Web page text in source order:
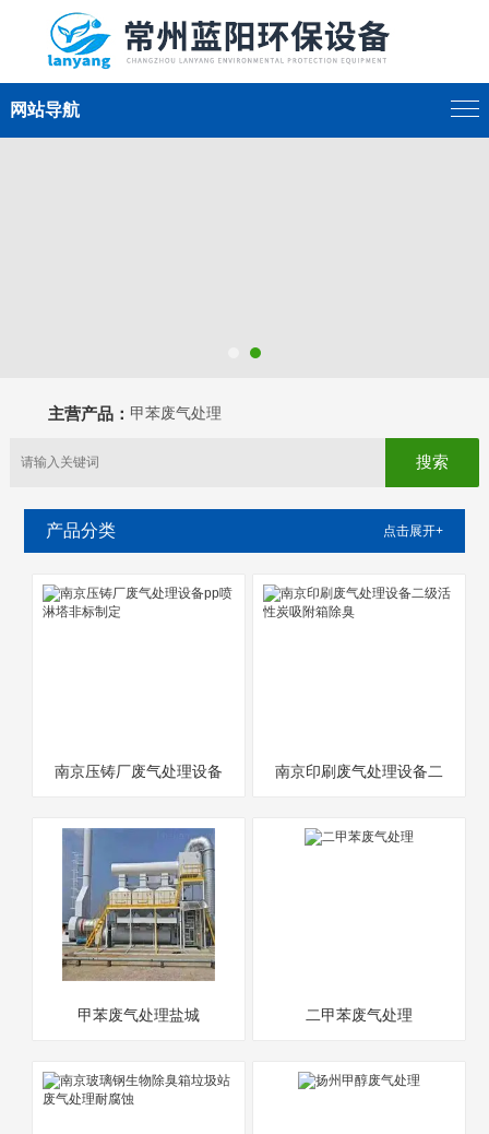
网站导航
主营产品： 甲苯废气处理
产品分类 点击展开+
南京压铸厂废气处理设备 南京印刷废气处理设备二
甲苯废气处理盐城 二甲苯废气处理